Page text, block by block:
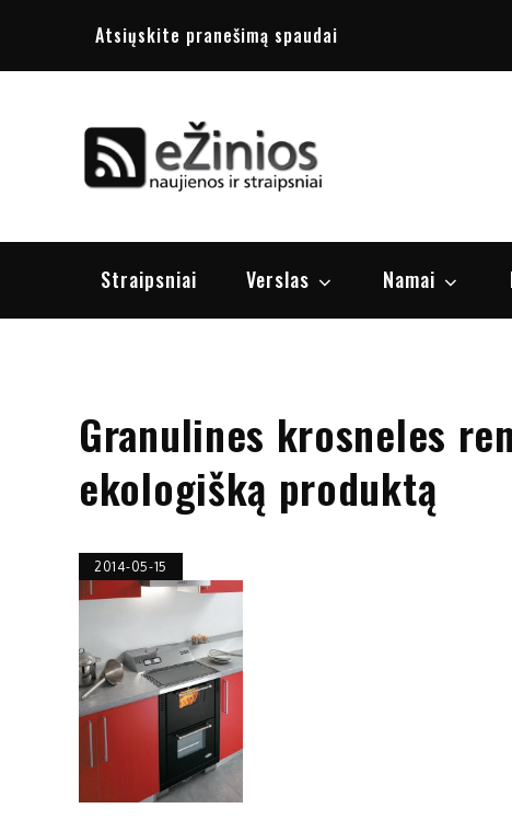
Atsiųskite pranešimą spaudai
Straipsniai Verslas Namai
Granulines krosneles
ekologišką produktą
2014-05-15